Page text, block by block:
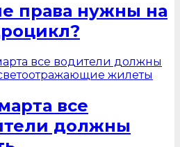
права нужны на
все
должны